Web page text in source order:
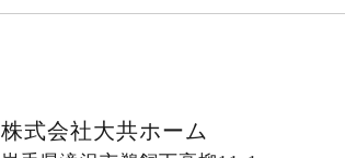
株式会社大共ホーム